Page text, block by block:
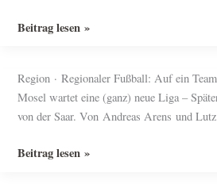
Vollsperrung
So
schiebt
sich
Blechlawine
Beitrag lesen »
Region · Regionaler Fußball: Auf ein
Mosel wartet eine (ganz) neue Liga –
von der Saar. Von Andreas Arens und
Wer
Beitrag lesen »